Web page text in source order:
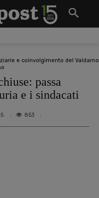
e coinvolgimento del Valdarno
passa
e i sindacati
853